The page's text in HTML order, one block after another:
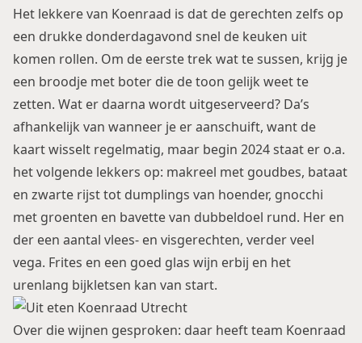
Het lekkere van Koenraad is dat de gerechten zelfs op
een drukke donderdagavond snel de keuken uit
komen rollen. Om de eerste trek wat te sussen, krijg je
een broodje met boter die de toon gelijk weet te
zetten. Wat er daarna wordt uitgeserveerd? Da’s
afhankelijk van wanneer je er aanschuift, want de
kaart wisselt regelmatig, maar begin 2024 staat er o.a.
het volgende lekkers op: makreel met goudbes, bataat
en zwarte rijst tot dumplings van hoender, gnocchi
met groenten en bavette van dubbeldoel rund. Her en
der een aantal vlees- en visgerechten, verder veel
vega. Frites en een goed glas wijn erbij en het
urenlang bijkletsen kan van start.
Over die wijnen gesproken: daar heeft team Koenraad